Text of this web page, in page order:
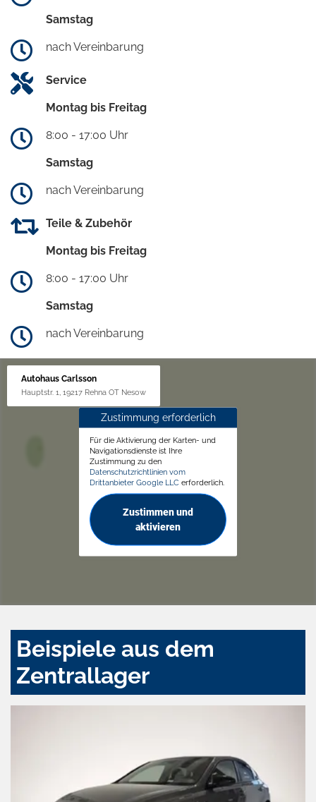
Samstag
nach Vereinbarung
Service
Montag bis Freitag
8:00 - 17:00 Uhr
Samstag
nach Vereinbarung
Teile & Zubehör
Montag bis Freitag
8:00 - 17:00 Uhr
Samstag
nach Vereinbarung
Autohaus Carlsson
Hauptstr. 1, 19217 Rehna OT Nesow
Zustimmung erforderlich
Für die Aktivierung der Karten- und
Navigationsdienste ist Ihre
Zustimmung zu den
Datenschutzrichtlinien vom
Drittanbieter Google LLC erforderlich.
Zustimmen und
aktivieren
Beispiele aus dem
Zentrallager